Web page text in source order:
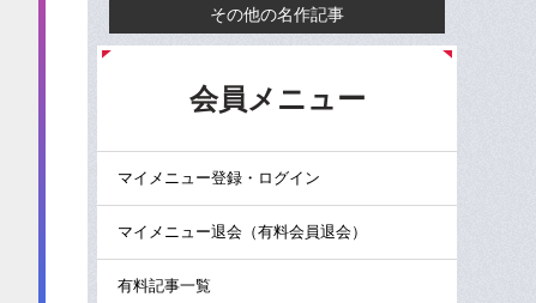
その他の名作記事
会員メニュー
マイメニュー登録・ログイン
マイメニュー退会（有料会員退会）
有料記事一覧